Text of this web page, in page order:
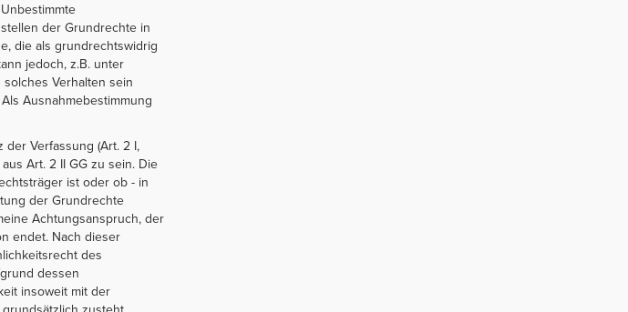
der Grundrechte in
die als grundrechtswidrig
jedoch, z.B. unter
Verhalten sein
Ausnahmebestimmung
Verfassung (Art. 2 I,
Art. 2 II GG zu sein. Die
ist oder ob - in
der Grundrechte
Achtungsanspruch, der
endet. Nach dieser
des
dessen
insoweit mit der